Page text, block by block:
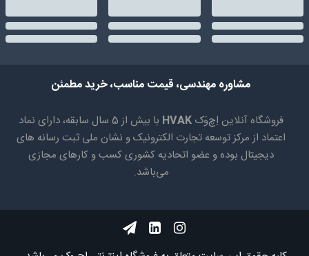
مشاوره مهندسی، قیمت مناسب، خرید مطمئن
فروشگاه آنلاین اِچ‌وَک HVAK
با بیش از 5 سال سابقه، دارای نماد
اعتماد از مرکز توسعه تجارت الکترونیک و نشان ملی ثبت رسانه های
دیجیتال بوده و عضو اتحادیه کشوری کسب و کارهای مجازی
می‌باشد.